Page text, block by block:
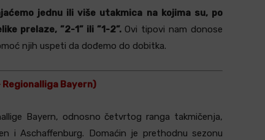
jednu ili više utakmica na kojima su, po
prelaze, ”2-1” ili ”1-2”.Ovi tipovi nam donose
njih uspeti da dođemo do dobitka.
Bayern)
Bayern, odnosno četvrtog ranga takmičenja,
i Aschaffenburg. Domaćin je prethodnu sezonu